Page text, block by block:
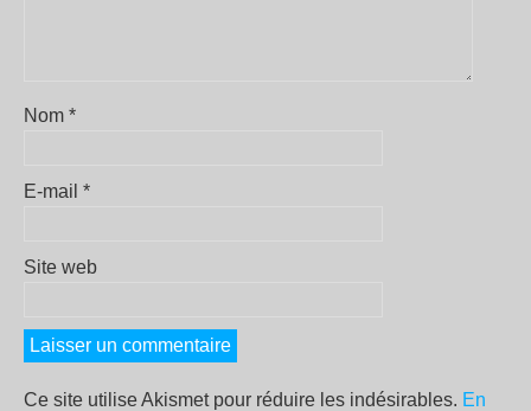
Nom *
E-mail *
Site web
Ce site utilise Akismet pour réduire les indésirables. En